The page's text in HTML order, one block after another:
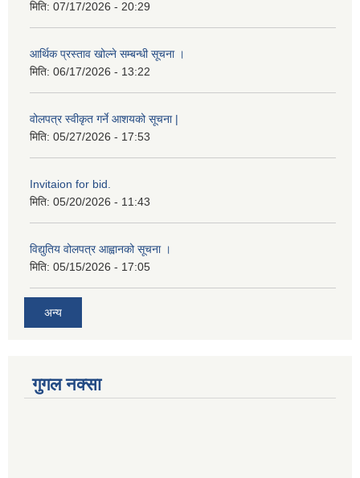
मिति: 07/17/2026 - 20:29
आर्थिक प्रस्ताव खोल्ने सम्बन्धी सूचना ।
मिति: 06/17/2026 - 13:22
वोलपत्र स्वीकृत गर्ने आशयको सूचना |
मिति: 05/27/2026 - 17:53
Invitaion for bid.
मिति: 05/20/2026 - 11:43
विद्युतिय वोलपत्र आह्वानको सूचना ।
मिति: 05/15/2026 - 17:05
अन्य
गुगल नक्सा